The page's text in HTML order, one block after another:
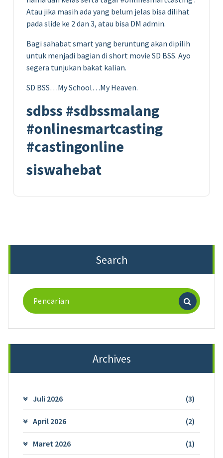
Atau jika masih ada yang belum jelas bisa dilihat
pada slide ke 2 dan 3, atau bisa DM admin.
Bagi sahabat smart yang beruntung akan dipilih
untuk menjadi bagian di short movie SD BSS. Ayo
segera tunjukan bakat kalian.
SD BSS…My School…My Heaven.
sdbss #sdbssmalang
#onlinesmartcasting
#castingonline
siswahebat
Search
Pencarian
untuk:
Archives
Juli 2026 (3)
April 2026 (2)
Maret 2026 (1)